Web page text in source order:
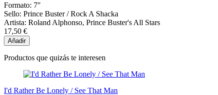
Formato: 7"
Sello: Prince Buster / Rock A Shacka
Artista: Roland Alphonso, Prince Buster's All Stars
17,50 €
Añadir
Productos que quizás te interesen
I'd Rather Be Lonely / See That Man